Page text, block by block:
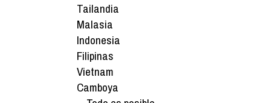
Tailandia
Malasia
Indonesia
Filipinas
Vietnam
Camboya